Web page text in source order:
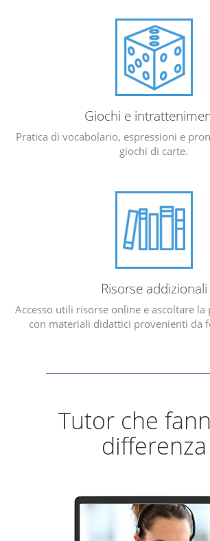
Giochi e
Pratica di vocabolario, espressioni e
giochi di carte.
Risorse addizionali
Accesso utili risorse online e ascoltare la
con materiali didattici provenienti da
Tutor che
differenza